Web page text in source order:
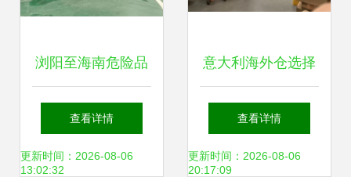
浏阳至海南危险品
运输专线服务与货
物打包全攻略
查看详情
更新时间：2026-08-06
13:02:32
意大利海外仓选择
指南 核心因素与优
质仓一览
查看详情
更新时间：2026-08-06
20:17:09